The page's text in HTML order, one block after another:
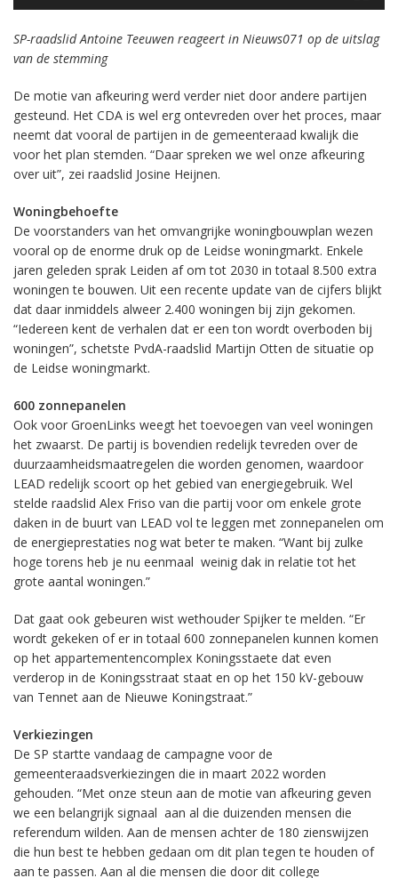
SP-raadslid Antoine Teeuwen reageert in Nieuws071 op de uitslag
van de stemming
De motie van afkeuring werd verder niet door andere partijen
gesteund. Het CDA is wel erg ontevreden over het proces, maar
neemt dat vooral de partijen in de gemeenteraad kwalijk die
voor het plan stemden. “Daar spreken we wel onze afkeuring
over uit”, zei raadslid Josine Heijnen.
Woningbehoefte
De voorstanders van het omvangrijke woningbouwplan wezen
vooral op de enorme druk op de Leidse woningmarkt. Enkele
jaren geleden sprak Leiden af om tot 2030 in totaal 8.500 extra
woningen te bouwen. Uit een recente update van de cijfers blijkt
dat daar inmiddels alweer 2.400 woningen bij zijn gekomen.
“Iedereen kent de verhalen dat er een ton wordt overboden bij
woningen”, schetste PvdA-raadslid Martijn Otten de situatie op
de Leidse woningmarkt.
600 zonnepanelen
Ook voor GroenLinks weegt het toevoegen van veel woningen
het zwaarst. De partij is bovendien redelijk tevreden over de
duurzaamheidsmaatregelen die worden genomen, waardoor
LEAD redelijk scoort op het gebied van energiegebruik. Wel
stelde raadslid Alex Friso van die partij voor om enkele grote
daken in de buurt van LEAD vol te leggen met zonnepanelen om
de energieprestaties nog wat beter te maken. “Want bij zulke
hoge torens heb je nu eenmaal weinig dak in relatie tot het
grote aantal woningen.”
Dat gaat ook gebeuren wist wethouder Spijker te melden. “Er
wordt gekeken of er in totaal 600 zonnepanelen kunnen komen
op het appartementencomplex Koningsstaete dat even
verderop in de Koningsstraat staat en op het 150 kV-gebouw
van Tennet aan de Nieuwe Koningstraat.”
Verkiezingen
De SP startte vandaag de campagne voor de
gemeenteraadsverkiezingen die in maart 2022 worden
gehouden. “Met onze steun aan de motie van afkeuring geven
we een belangrijk signaal aan al die duizenden mensen die
referendum wilden. Aan de mensen achter de 180 zienswijzen
die hun best te hebben gedaan om dit plan tegen te houden of
aan te passen. Aan al die mensen die door dit college